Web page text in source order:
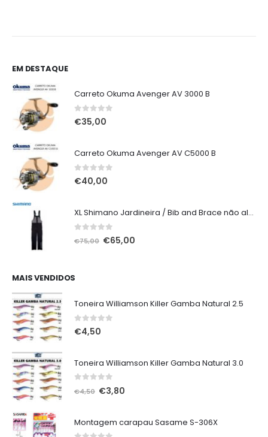
EM DESTAQUE
Carreto Okuma Avenger AV 3000 B
0out of 5
€35,00
Carreto Okuma Avenger AV C5000 B
0out of 5
€40,00
XL Shimano Jardineira / Bib and Brace não alcochoada preta
out of 5
€75,00 O
€65,00
MAIS VENDIDOS
Toneira Williamson Killer Gamba Natural 2.5
0out of 5
€4,50
Toneira Williamson Killer Gamba Natural 3.0
out of 5
€4,50 O
era:
€3,80
é:
Montagem carapau Sasame S-306X